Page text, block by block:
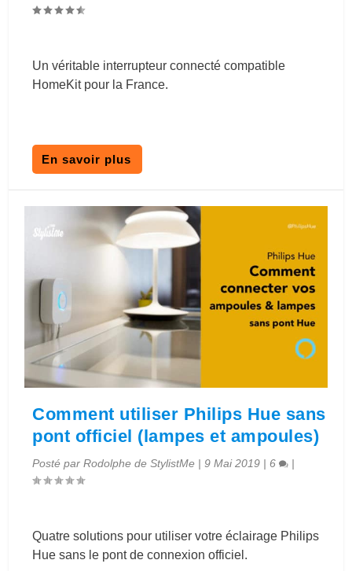
Un véritable interrupteur connecté compatible
HomeKit pour la France.
En savoir plus
Comment utiliser Philips Hue sans
pont officiel (lampes et ampoules)
Posté parRodolphe de StylistMe |9 Mai 2019 |6 |
Quatre solutions pour utiliser votre éclairage Philips
Hue sans le pont de connexion officiel.